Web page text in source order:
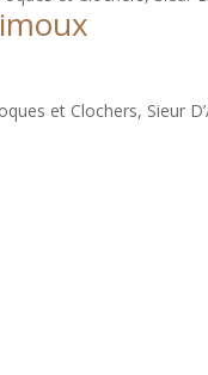
et Clochers, Sieur